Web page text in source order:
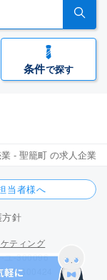
条件で探す
- 聖籠町 の求人企業
当者様へ
針
ティング
ユ-300096
15-300424